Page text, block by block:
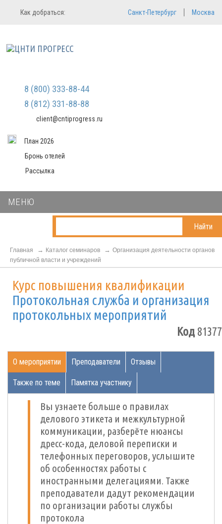
Регистрация
Мы не передаем ваши данные
третьим лицам и не рассылаем
Вход в систему
Как добраться: Санкт-Петербург Москва
8 (800) 333-88-44
8 (812) 331-88-88
client@cntiprogress.ru
План 2026
Бронь отелей
Рассылка
МЕНЮ
Найти
Главная Каталог семинаров
Организация деятельности органов
публичной власти и учреждений
Курс повышения квалификации
Протокольная служба и организация
протокольных мероприятий
Код81377
О мероприятии Преподаватели Отзывы
Также по теме Памятка участнику
Вы узнаете больше о правилах
делового этикета и межкультурной
коммуникации, разберёте нюансы
дресс-кода, деловой переписки и
телефонных переговоров, услышите
об особенностях работы с
иностранными делегациями. Также
преподаватели дадут рекомендации
по организации работы службы
протокола